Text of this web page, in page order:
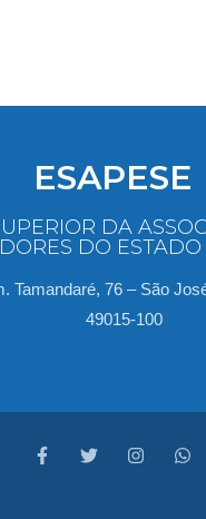
ESAPESE
DA
DO
Tamandaré, 76 – São
49015-100